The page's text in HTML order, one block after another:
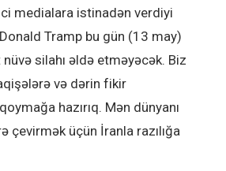
medialara istinadən verdiyi
Tramp bu gün (13 may)
silahı əldə etməyəcək. Biz
və dərin fikir
hazırıq. Mən dünyanı
çevirmək üçün İranla razılığa